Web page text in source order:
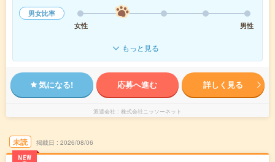
男女比率
女性
男性
もっと見る
気になる! 応募へ進む 詳しく見る
派遣会社 株式会社ニッソーネット
未読
NEW
掲載日 2026/08/06